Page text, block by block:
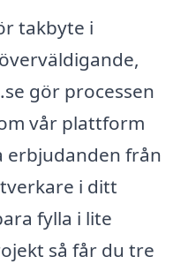
takbyte i
gör processen
vår plattform
erbjudanden från
i ditt
fylla i lite
så får du tre